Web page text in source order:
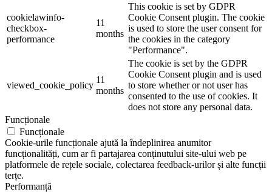
cookielawinfo-
checkbox-
performance
11
months
This cookie is set by GDPR
Cookie Consent plugin. The cookie
is used to store the user consent for
the cookies in the category
"Performance".
viewed_cookie_policy
11
months
The cookie is set by the GDPR
Cookie Consent plugin and is used
to store whether or not user has
consented to the use of cookies. It
does not store any personal data.
Funcționale
Funcționale
Cookie-urile funcționale ajută la îndeplinirea anumitor
funcționalități, cum ar fi partajarea conținutului site-ului web pe
platformele de rețele sociale, colectarea feedback-urilor și alte funcții
terțe.
Performanță